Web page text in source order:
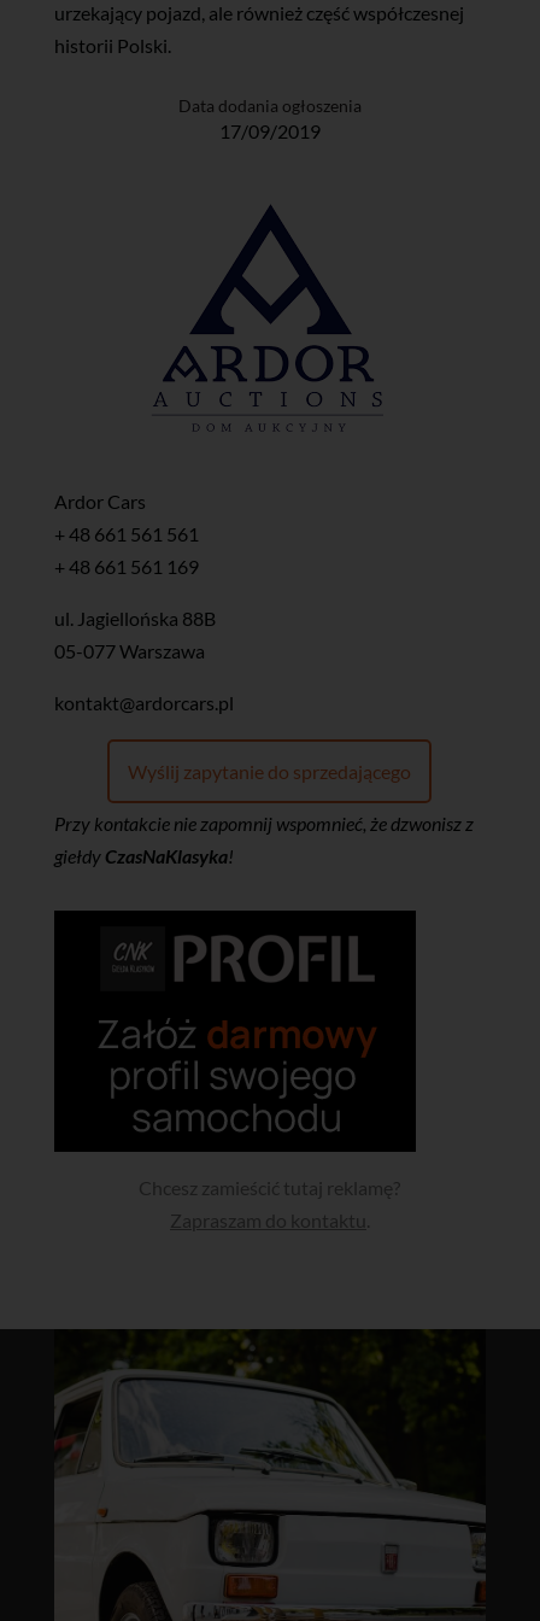
urzekający pojazd, ale również część współczesnej
historii Polski.
Data dodania ogłoszenia
17/09/2019
Ardor Cars
+ 48 661 561 561
+ 48 661 561 169
ul. Jagiellońska 88B
05-077 Warszawa
kontakt@ardorcars.pl
Wyślij zapytanie do sprzedającego
Przy kontakcie nie zapomnij wspomnieć, że dzwonisz z
giełdy CzasNaKlasyka!
Chcesz zamieścić tutaj reklamę?
Zapraszam do kontaktu